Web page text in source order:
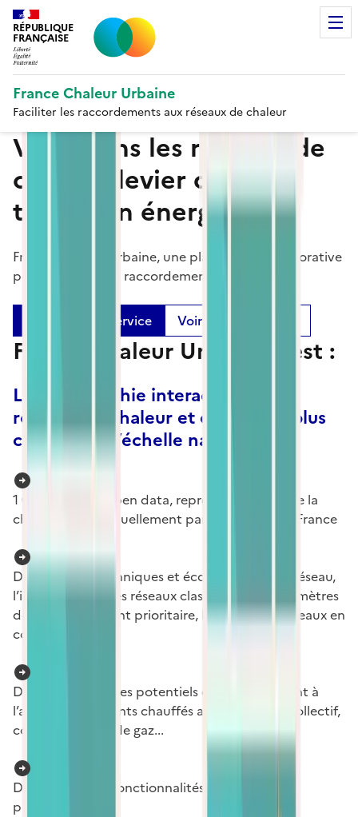
RÉPUBLIQUE
FRANÇAISE
France Chaleur Urbaine
Faciliter les raccordements aux réseaux de chaleur
Valorisons les réseaux de
chaleur, levier de la
transition énergétique
France Chaleur Urbaine, une plateforme collaborative
pour accélérer les raccordements
Bénéficier du service Voir la cartographie
France Chaleur Urbaine c’est :
La cartographie interactive des
réseaux de chaleur et de froid la plus
complète à l’échelle nationale
1 061 tracés en open data, représentant
% de la
chaleur livrée annuellement par les réseaux en France
Des données techniques et économiques par réseau,
l’identification des réseaux classés et leurs périmètres
de développement prioritaire, les tracés de réseaux en
construction
Des données sur les potentiels de raccordement à
l’adresse : bâtiments chauffés au gaz ou fioul collectif,
consommations de gaz...
De nombreuses fonctionnalités pour les
professionnels